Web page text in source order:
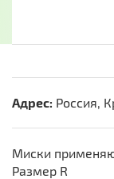
Адрес: Россия,
Миски
Размер R